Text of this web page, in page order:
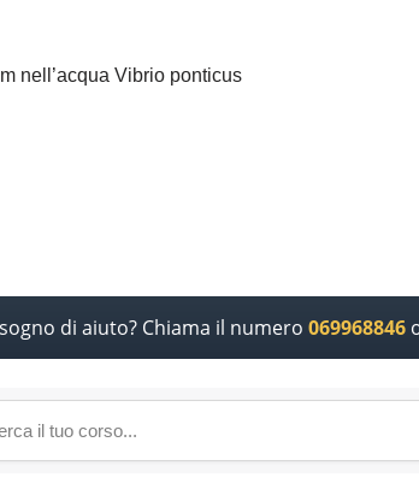
nell’acqua Vibrio ponticus
di aiuto? Chiama il numero 069968846